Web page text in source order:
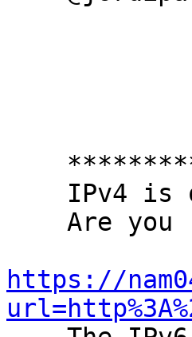
https://